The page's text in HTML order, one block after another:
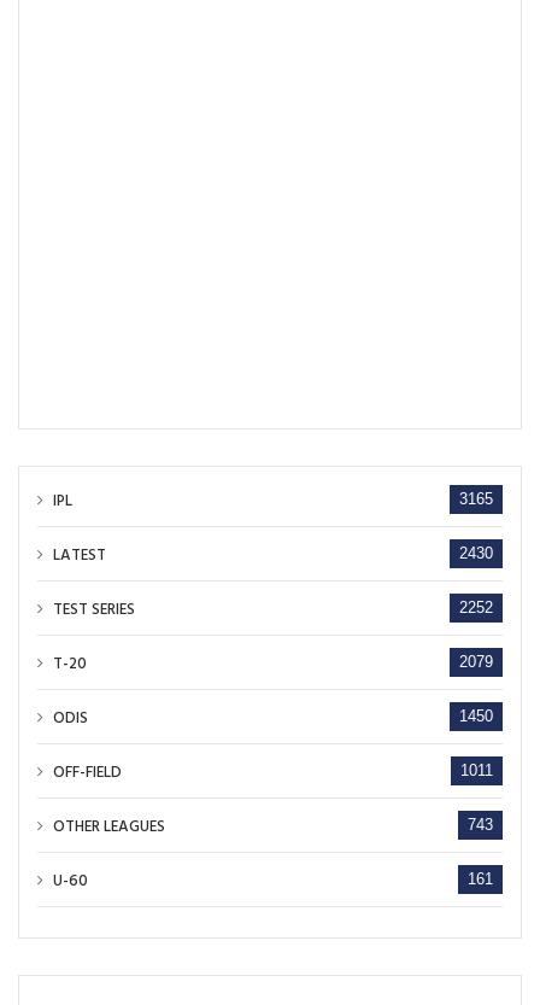
IPL 3165
LATEST 2430
TEST SERIES 2252
T-20 2079
ODIS 1450
OFF-FIELD 1011
OTHER LEAGUES 743
U-60 161